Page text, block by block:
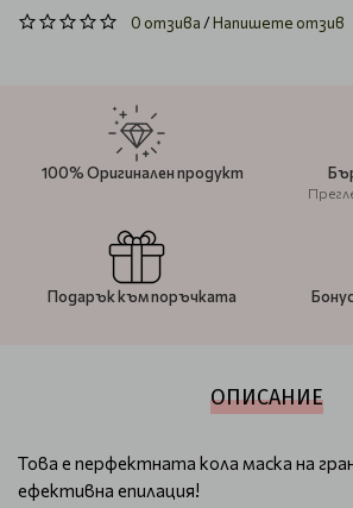
0 отзива/Напишете отзив
100% Оригинален продукт
Подарък към поръчката
ОПИСАНИЕ
Това е перфектната кола маска на
ефективна епилация!